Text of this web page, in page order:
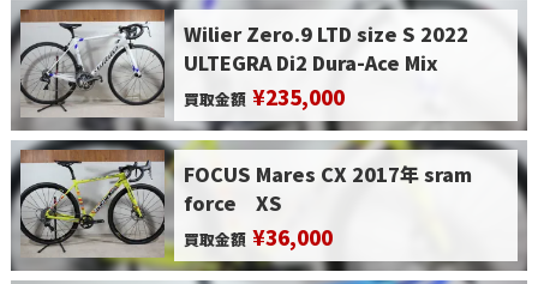
Wilier Zero.9 LTD size S 2022
ULTEGRA Di2 Dura-Ace Mix
買取金額 ¥235,000
FOCUS Mares CX 2017年 sram
force XS
買取金額 ¥36,000